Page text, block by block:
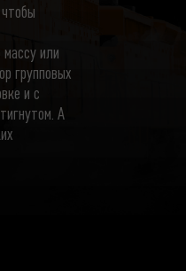
или
групповых
и с
А